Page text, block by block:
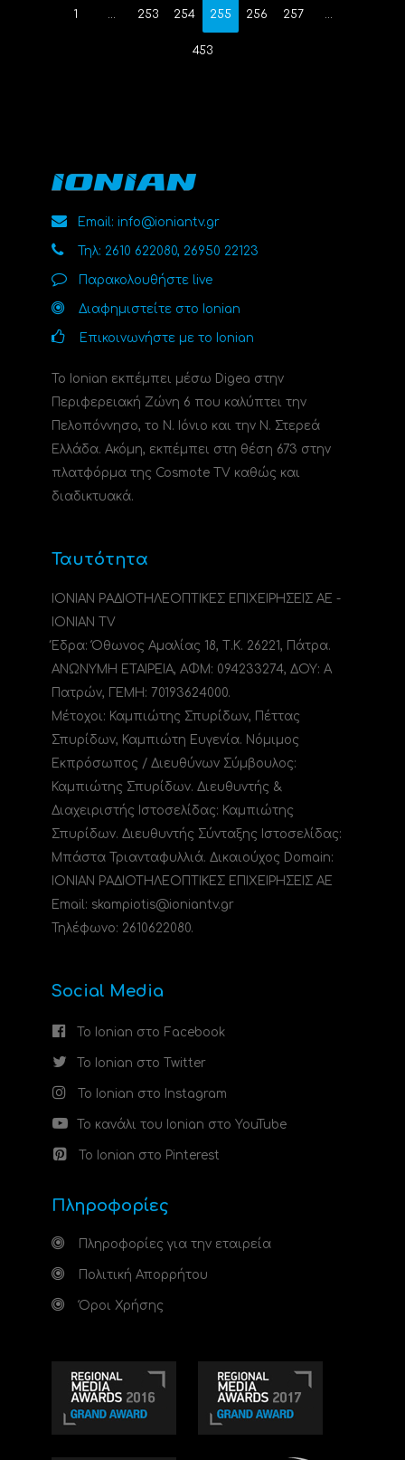
1 253 254 255 256 257
453
Email: info@ioniantv.gr
Τηλ: 2610 622080, 26950 22123
Παρακολουθήστε live
Διαφημιστείτε στο Ionian
Επικοινωνήστε με το Ionian
Το Ionian εκπέμπει μέσω Digea στην
Περιφερειακή Ζώνη 6 που καλύπτει την
Πελοπόννησο, το N. Ιόνιο και την Ν. Στερεά
Ελλάδα. Ακόμη, εκπέμπει στη θέση 673 στην
πλατφόρμα της Cosmote TV καθώς και
διαδικτυακά.
Ταυτότητα
ΙΟΝΙΑΝ ΡΑΔΙΟΤΗΛΕΟΠΤΙΚΕΣ ΕΠΙΧΕΙΡΗΣΕΙΣ ΑΕ -
IONIAN TV
Έδρα: Όθωνος Αμαλίας 18, Τ.Κ. 26221, Πάτρα.
ΑΝΩΝΥΜΗ ΕΤΑΙΡΕΙΑ, ΑΦΜ: 094233274, ΔΟΥ: A
Πατρών, ΓΕΜΗ: 70193624000.
Μέτοχοι: Καμπιώτης Σπυρίδων, Πέττας
Σπυρίδων, Καμπιώτη Ευγενία. Νόμιμος
Εκπρόσωπος / Διευθύνων Σύμβουλος:
Καμπιώτης Σπυρίδων. Διευθυντής &
Διαχειριστής Ιστοσελίδας: Καμπιώτης
Σπυρίδων. Διευθυντής Σύνταξης Ιστοσελίδας:
Μπάστα Τριανταφυλλιά. Δικαιούχος Domain:
ΙΟΝΙΑΝ ΡΑΔΙΟΤΗΛΕΟΠΤΙΚΕΣ ΕΠΙΧΕΙΡΗΣΕΙΣ ΑΕ
Email: skampiotis@ioniantv.gr
Τηλέφωνο: 2610622080.
Social Media
Το Ionian στο Facebook
Το Ionian στο Twitter
Το Ionian στο Instagram
Το κανάλι του Ionian στο YouTube
Το Ionian στο Pinterest
Πληροφορίες
Πληροφορίες για την εταιρεία
Πολιτική Απορρήτου
Όροι Χρήσης